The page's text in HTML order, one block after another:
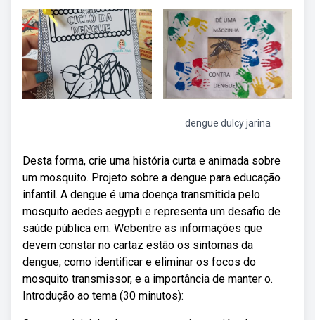
dengue dulcy jarina
Desta forma, crie uma história curta e animada sobre
um mosquito. Projeto sobre a dengue para educação
infantil. A dengue é uma doença transmitida pelo
mosquito aedes aegypti e representa um desafio de
saúde pública em. Webentre as informações que
devem constar no cartaz estão os sintomas da
dengue, como identificar e eliminar os focos do
mosquito transmissor, e a importância de manter o.
Introdução ao tema (30 minutos):